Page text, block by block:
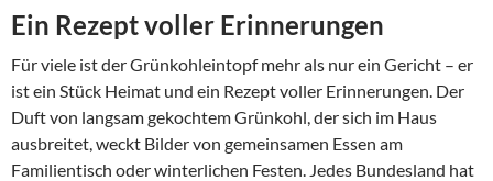
Ein Rezept voller Erinnerungen
Für viele ist der Grünkohleintopf mehr als nur ein Gericht – er
ist ein Stück Heimat und ein Rezept voller Erinnerungen. Der
Duft von langsam gekochtem Grünkohl, der sich im Haus
ausbreitet, weckt Bilder von gemeinsamen Essen am
Familientisch oder winterlichen Festen. Jedes Bundesland hat